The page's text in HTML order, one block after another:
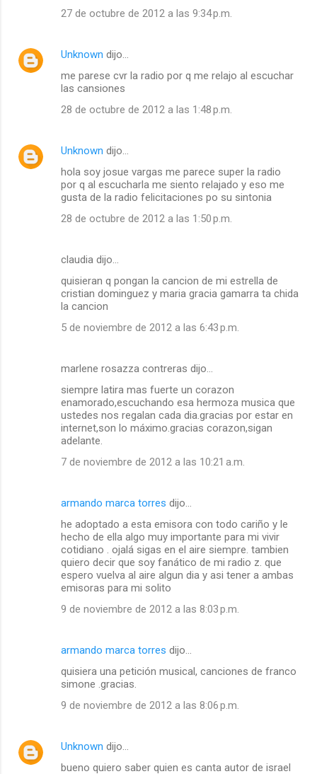
27 de octubre de 2012 a las 9:34 p.m.
Unknown dijo…
me parese cvr la radio por q me relajo al escuchar
las cansiones
28 de octubre de 2012 a las 1:48 p.m.
Unknown dijo…
hola soy josue vargas me parece super la radio
por q al escucharla me siento relajado y eso me
gusta de la radio felicitaciones po su sintonia
28 de octubre de 2012 a las 1:50 p.m.
claudia dijo…
quisieran q pongan la cancion de mi estrella de
cristian dominguez y maria gracia gamarra ta chida
la cancion
5 de noviembre de 2012 a las 6:43 p.m.
marlene rosazza contreras dijo…
siempre latira mas fuerte un corazon
enamorado,escuchando esa hermoza musica que
ustedes nos regalan cada dia.gracias por estar en
internet,son lo máximo.gracias corazon,sigan
adelante.
7 de noviembre de 2012 a las 10:21 a.m.
armando marca torres dijo…
he adoptado a esta emisora con todo cariño y le
hecho de ella algo muy importante para mi vivir
cotidiano . ojalá sigas en el aire siempre. tambien
quiero decir que soy fanático de mi radio z. que
espero vuelva al aire algun dia y asi tener a ambas
emisoras para mi solito
9 de noviembre de 2012 a las 8:03 p.m.
armando marca torres dijo…
quisiera una petición musical, canciones de franco
simone .gracias.
9 de noviembre de 2012 a las 8:06 p.m.
Unknown dijo…
bueno quiero saber quien es canta autor de israel